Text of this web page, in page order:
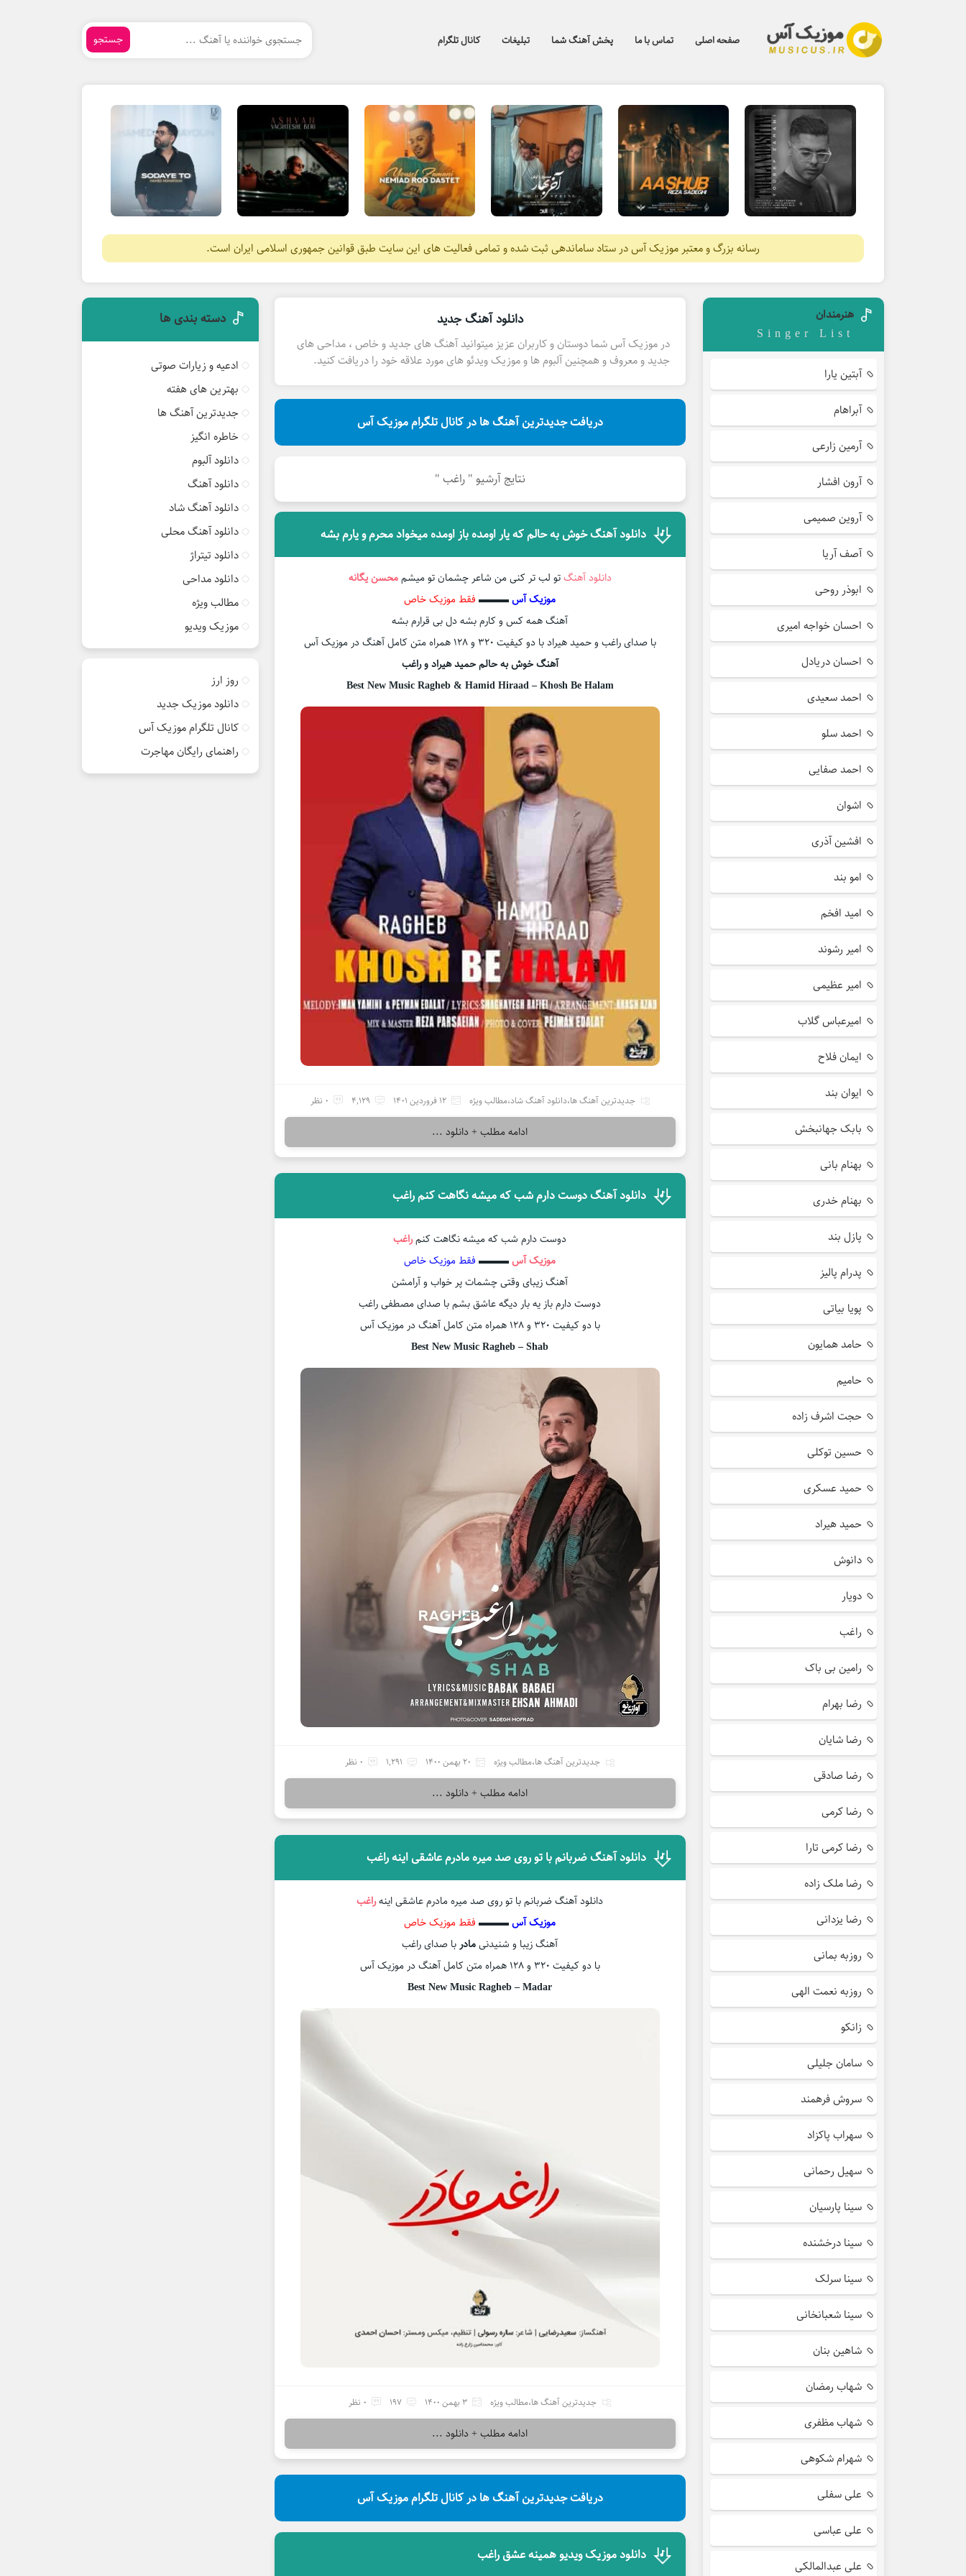
صفحه اصلی تماس با ما پخش آهنگ شما تبلیغات کانال تلگرام جستجو
رسانه بزرگ و معتبر موزیک آس در ستاد ساماندهی ثبت شده و تمامی فعالیت های این سایت طبق قوانین جمهوری اسلامی ایران است.
دانلود آهنگ جدید
در موزیک آس شما دوستان و کاربران عزیز میتوانید آهنگ های جدید و خاص ، مداحی های
جدید و معروف و همچنین آلبوم ها و موزیک ویدئو های مورد علاقه خود را دریافت کنید.
دریافت جدیدترین آهنگ ها در کانال تلگرام موزیک آس
نتایج آرشیو " راغب "
دانلود آهنگ خوش به حالم که یار اومده باز اومده میخواد محرم و یارم بشه
دانلود آهنگتو لب تر کنی من شاعر چشمان تو میشممحسن یگانه
موزیک آس▬▬▬ فقط موزیک خاص
آهنگ همه کس و کارم بشه دل بی قرارم بشه
با صدای راغب و حمید هیراد با دو کیفیت ۳۲۰ و ۱۲۸ همراه متن کامل آهنگ در موزیک آس
آهنگ خوش به حالم حمید هیراد و راغب
Best New Music Ragheb & Hamid Hiraad – Khosh Be Halam
جدیدترین آهنگ ها،دانلود آهنگ شاد،مطالب ویژه 12 فروردین 1401 4,129 0 نظر
ادامه مطلب + دانلود ...
دانلود آهنگ دوست دارم شب که میشه نگاهت کنم راغب
دوست دارم شب که میشه نگاهت کنمراغب
موزیک آس▬▬▬فقط موزیک خاص
آهنگ زیبای وقتی چشمات پر خواب و آرامشن
دوست دارم باز یه بار دیگه عاشق بشم با صدای مصطفی راغب
با دو کیفیت ۳۲۰ و ۱۲۸ همراه متن کامل آهنگ در موزیک آس
Best New Music Ragheb – Shab
جدیدترین آهنگ ها،مطالب ویژه 20 بهمن 1400 1,291 0 نظر
ادامه مطلب + دانلود ...
دانلود آهنگ ضربانم با تو روی صد میره مادرم عاشقی اینه راغب
دانلود آهنگ ضربانم با تو روی صد میره مادرم عاشقی اینهراغب
موزیک آس▬▬▬ فقط موزیک خاص
آهنگ زیبا و شنیدنیمادر با صدای راغب
با دو کیفیت ۳۲۰ و ۱۲۸ همراه متن کامل آهنگ در موزیک آس
Best New Music Ragheb – Madar
جدیدترین آهنگ ها،مطالب ویژه 3 بهمن 1400 197 0 نظر
ادامه مطلب + دانلود ...
دریافت جدیدترین آهنگ ها در کانال تلگرام موزیک آس
دانلود موزیک ویدیو همینه عشق راغب
هنرمندان
Singer List
آبتین یارا
آبراهام
آرمین زارعی
آرون افشار
آروین صمیمی
آصف آریا
ابوذر روحی
احسان خواجه امیری
احسان دریادل
احمد سعیدی
احمد سلو
احمد صفایی
اشوان
افشین آذری
امو بند
امید افخم
امیر رشوند
امیر عظیمی
امیرعباس گلاب
ایمان فلاح
ایوان بند
بابک جهانبخش
بهنام بانی
بهنام خدری
پازل بند
پدرام پالیز
پویا بیاتی
حامد همایون
حامیم
حجت اشرف زاده
حسین توکلی
حمید عسکری
حمید هیراد
دانوش
دویار
راغب
رامین بی باک
رضا بهرام
رضا شایان
رضا صادقی
رضا کرمی
رضا کرمی تارا
رضا ملک زاده
رضا یزدانی
روزبه بمانی
روزبه نعمت الهی
زانکو
سامان جلیلی
سروش فرهمند
سهراب پاکزاد
سهیل رحمانی
سینا پارسیان
سینا درخشنده
سینا سرلک
سینا شعبانخانی
شاهین بنان
شهاب رمضان
شهاب مظفری
شهرام شکوهی
علی سفلی
علی عباسی
علی عبدالمالکی
دسته بندی ها
ادعیه و زیارات صوتی
بهترین های هفته
جدیدترین آهنگ ها
خاطره انگیز
دانلود آلبوم
دانلود آهنگ
دانلود آهنگ شاد
دانلود آهنگ محلی
دانلود تیتراژ
دانلود مداحی
مطالب ویژه
موزیک ویدیو
روز ارز
دانلود موزیک جدید
کانال تلگرام موزیک آس
راهنمای رایگان مهاجرت